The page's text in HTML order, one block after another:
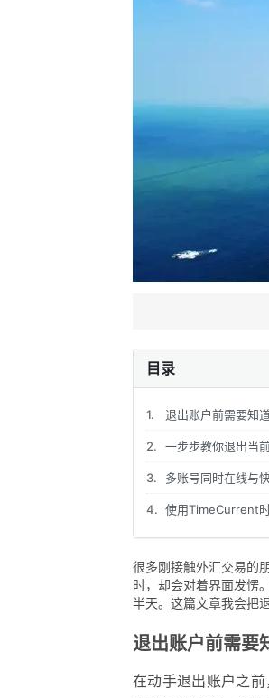
目录
1. 退出账户前需要知
2. 一步步教你退出当
3. 多账号同时在线与
4. 使用TimeCurrent
很多刚接触外汇交易的
时，却会对着界面发愣
半天。这篇文章我会把
退出账户前需要
在动手退出账户之